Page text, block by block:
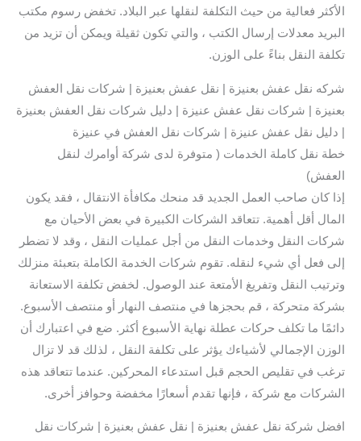
الأكثر فعالية من حيث التكلفة لنقلها عبر البلاد. تخفض رسوم مكتب
البريد معدلات إرسال الكتب ، والتي تكون ثقيلة ويمكن أن تزيد من
تكلفة النقل بناءً على الوزن.
شركه نقل عفش بعنيزة | نقل عفش بعنيزة | شركات نقل العفش
بعنيزة | شركات نقل عفش عنيزة | دليل شركات نقل العفش بعنيزة
| دليل نقل عفش عنيزة | شركات نقل العفش في عنيزة
خطة نقل كاملة الخدمات ( متوفرة لدى شركة أوامرك لنقل
العفش)
إذا كان صاحب العمل الجديد قد منحك مكافأة الانتقال ، فقد يكون
المال أقل أهمية. تتعاقد الشركات الكبيرة في بعض الأحيان مع
شركات النقل وخدمات النقل من أجل عمليات النقل ، وقد لا تضطر
إلى فعل أي شيء لنقله. تقوم شركات الخدمة الكاملة بتعبئة منزلك
وترتيب النقل وتفريغ الأمتعة عند الوصول. لخفض تكلفة الاستعانة
بشركة متحركة ، قم بحجزها في منتصف النهار أو منتصف الأسبوع.
دائمًا ما تكلف حركات عطلة نهاية الأسبوع أكثر. ضع في اعتبارك أن
الوزن الإجمالي لأشياءك يؤثر على تكلفة النقل ، لذلك قد لا تزال
ترغب في تقليص الحجم قبل استدعاء المحركين. عندما تتعاقد هذه
الشركات مع شركة ، فإنها تقدم أسعارًا مخفضة وحوافز أخرى.
افضل شركة نقل عفش بعنيزة | نقل عفش بعنيزة | شركات نقل